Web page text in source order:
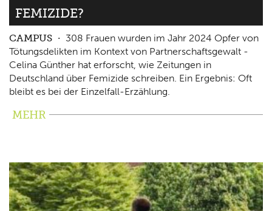
FEMIZIDE?
CAMPUS
308 Frauen wurden im Jahr 2024 Opfer von
Tötungsdelikten im Kontext von Partnerschaftsgewalt -
Celina Günther hat erforscht, wie Zeitungen in
Deutschland über Femizide schreiben. Ein Ergebnis: Oft
bleibt es bei der Einzelfall-Erzählung.
MEHR